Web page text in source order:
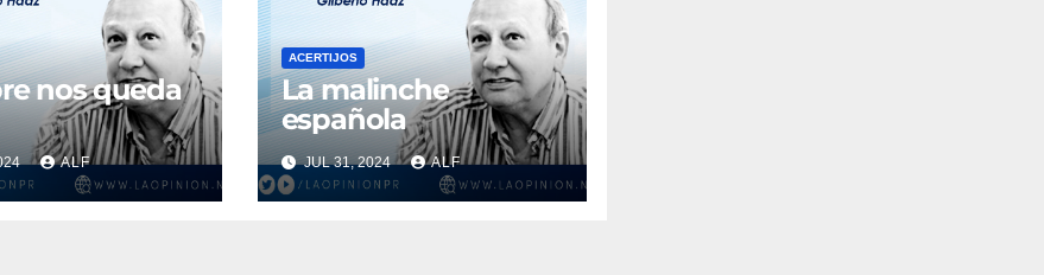
nos queda
ALF
ACERTIJOS
La malinche
española
JUL 31, 2024 ALF